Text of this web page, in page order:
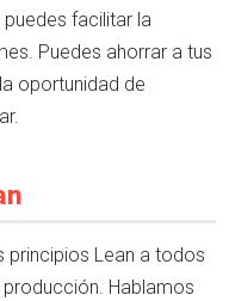
facilitar la
Puedes ahorrar a tus
oportunidad de
principios Lean a todos
Hablamos